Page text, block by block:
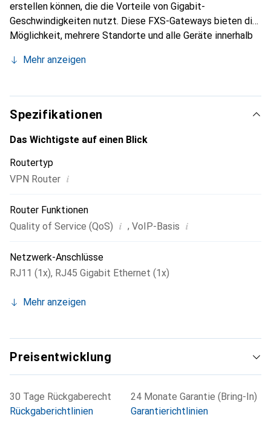
erstellen können, die die Vorteile von Gigabit-
Geschwindigkeiten nutzt. Diese FXS-Gateways bieten die
Möglichkeit, mehrere Standorte und alle Geräte innerhalb
PBX-Netzwerk zu verbinden, um die Bereitstellung so
Mehr anzeigen
Spezifikationen
Das Wichtigste auf einen Blick
Routertyp
VPN Router i
Router Funktionen
Quality of Service (QoS) i , VoIP-Basis i
Netzwerk-Anschlüsse
RJ11 (1x), RJ45 Gigabit Ethernet (1x)
Mehr anzeigen
Preisentwicklung
30 Tage Rückgaberecht
Rückgaberichtlinien
24 Monate Garantie (Bring-In)
Garantierichtlinien